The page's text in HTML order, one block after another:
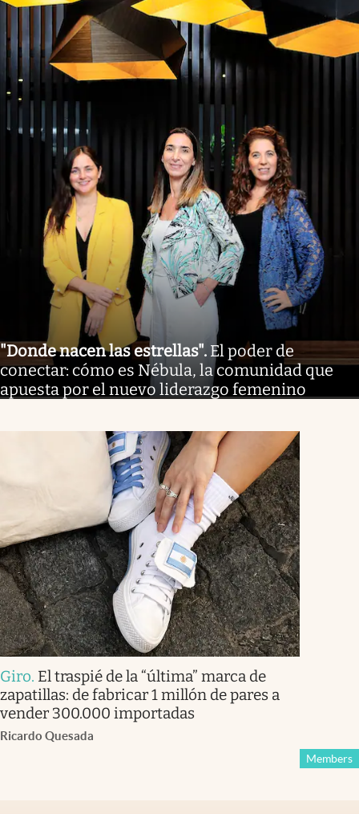
"Donde nacen las estrellas". El poder de
conectar: cómo es Nébula, la comunidad que
apuesta por el nuevo liderazgo femenino
Giro. El traspié de la “última” marca de
zapatillas: de fabricar 1 millón de pares a
vender 300.000 importadas
Ricardo Quesada
Members